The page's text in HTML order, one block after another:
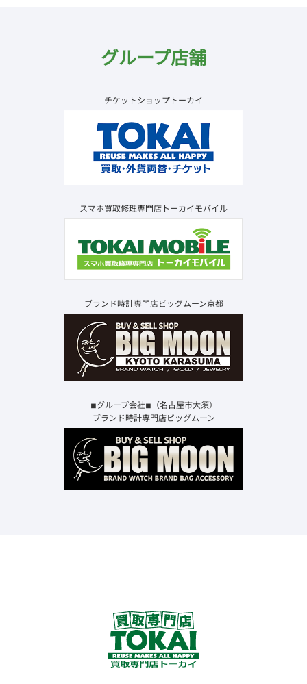
グループ店舗
チケットショップトーカイ
スマホ買取修理専門店トーカイモバイル
ブランド時計専門店ビッグムーン京都
◾︎グループ会社◾︎（名古屋市大須）
ブランド時計専門店ビッグムーン